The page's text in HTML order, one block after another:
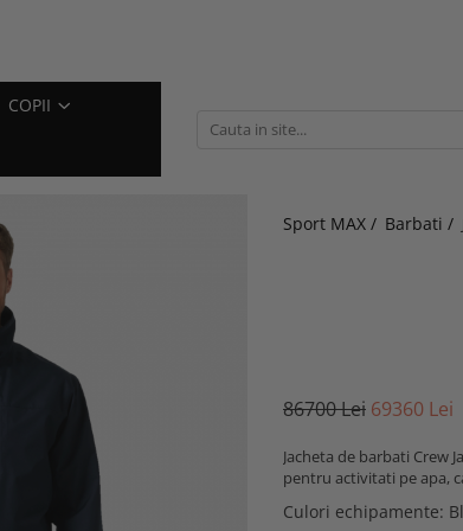
COPII
Sport MAX / Barbati /
86700Lei 69360 Lei
Jacheta de barbati Crew
pentru activitati pe apa,
Culori echipamente: